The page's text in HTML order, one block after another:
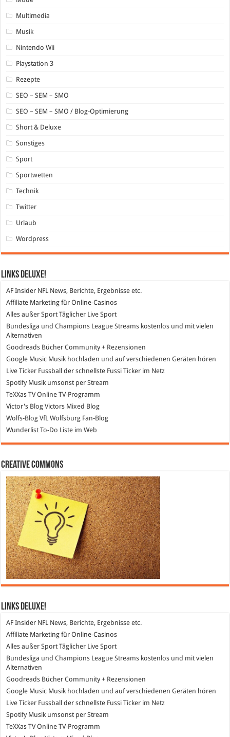
Multimedia
Musik
Nintendo Wii
Playstation 3
Rezepte
SEO – SEM – SMO
SEO – SEM – SMO / Blog-Optimierung
Short & Deluxe
Sonstiges
Sport
Sportwetten
Technik
Twitter
Urlaub
Wordpress
Links DeLuXe!
AF Insider NFL News, Berichte, Ergebnisse etc.
Affiliate Marketing für Online-Casinos
Alles außer Sport Täglicher Live Sport
Bundesliga und Champions League Streams kostenlos und mit vielen
Alternativen
Goodreads Bücher Community + Rezensionen
Google Music Musik hochladen und auf verschiedenen Geräten hören
Live Ticker Fussball
der schnellste Fussi Ticker im Netz
SpotifyMusik umsonst per Stream
TeXXas TVOnline TV-Programm
Victor's Blog Victors Mixed Blog
Wolfs-Blog VfL Wolfsburg Fan-Blog
Wunderlist To-Do Liste im Web
Creative Commons
Links DeLuXe!
AF Insider NFL News, Berichte, Ergebnisse etc.
Affiliate Marketing für Online-Casinos
Alles außer Sport Täglicher Live Sport
Bundesliga und Champions League Streams kostenlos und mit vielen
Alternativen
Goodreads Bücher Community + Rezensionen
Google Music Musik hochladen und auf verschiedenen Geräten hören
Live Ticker Fussball der schnellste Fussi Ticker im Netz
SpotifyMusik umsonst per Stream
TeXXas TVOnline TV-Programm